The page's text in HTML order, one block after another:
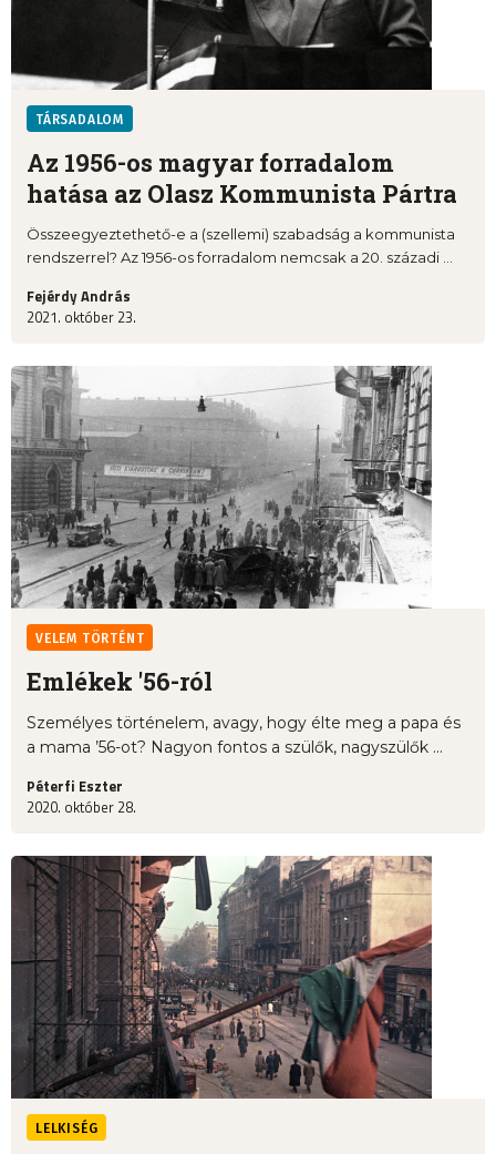
TÁRSADALOM
Az 1956-os magyar forradalom
hatása az Olasz Kommunista Pártra
Összeegyeztethető-e a (szellemi) szabadság a kommunista
rendszerrel? Az 1956-os forradalom nemcsak a 20. századi ...
Fejérdy András
2021. október 23.
VELEM TÖRTÉNT
Emlékek '56-ról
Személyes történelem, avagy, hogy élte meg a papa és
a mama ’56-ot? Nagyon fontos a szülők, nagyszülők ...
Péterfi Eszter
2020. október 28.
LELKISÉG